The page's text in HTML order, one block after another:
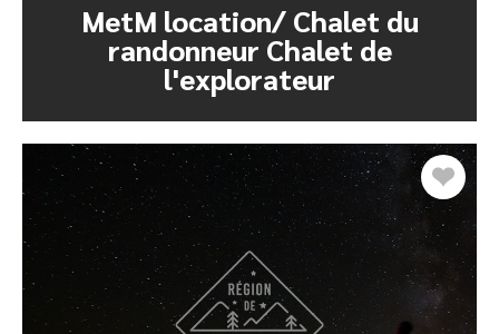
MetM location/ Chalet du
randonneur Chalet de
l'explorateur